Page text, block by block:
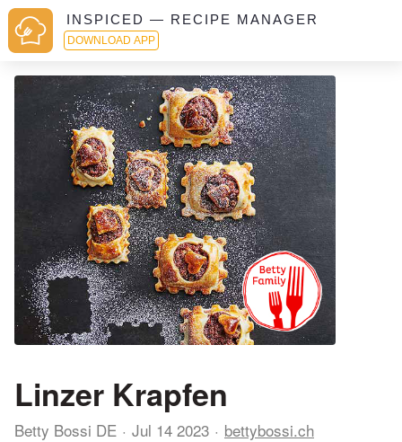
INSPICED — RECIPE MANAGER
DOWNLOAD APP
Linzer Krapfen
Betty Bossi DE Jul 14 2023 bettybossi.ch